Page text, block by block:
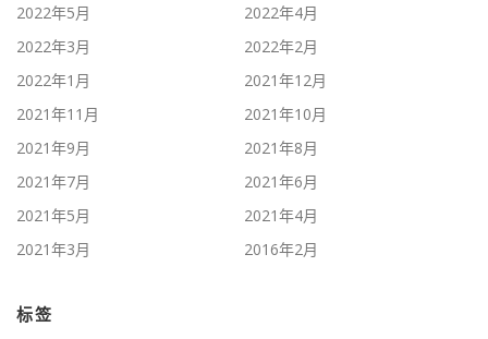
2022年5月
2022年4月
2022年3月
2022年2月
2022年1月
2021年12月
2021年11月
2021年10月
2021年9月
2021年8月
2021年7月
2021年6月
2021年5月
2021年4月
2021年3月
2016年2月
标签